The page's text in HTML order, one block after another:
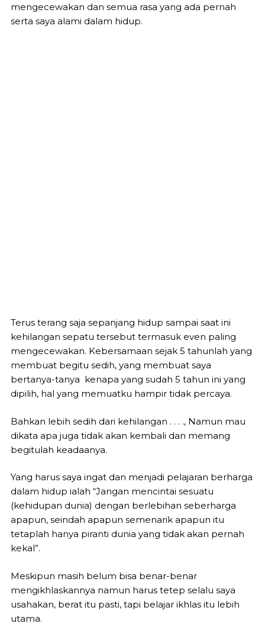
mengecewakan dan semua rasa yang ada pernah
serta saya alami dalam hidup.
Terus terang saja sepanjang hidup sampai saat ini
kehilangan sepatu tersebut termasuk even paling
mengecewakan. Kebersamaan sejak 5 tahunlah yang
membuat begitu sedih, yang membuat saya
bertanya-tanya kenapa yang sudah 5 tahun ini yang
dipilih, hal yang memuatku hampir tidak percaya.
Bahkan lebih sedih dari kehilangan . . . ., Namun mau
dikata apa juga tidak akan kembali dan memang
begitulah keadaanya.
Yang harus saya ingat dan menjadi pelajaran berharga
dalam hidup ialah “Jangan mencintai sesuatu
(kehidupan dunia) dengan berlebihan seberharga
apapun, seindah apapun semenarik apapun itu
tetaplah hanya piranti dunia yang tidak akan pernah
kekal”.
Meskipun masih belum bisa benar-benar
mengikhlaskannya namun harus tetep selalu saya
usahakan, berat itu pasti, tapi belajar ikhlas itu lebih
utama.